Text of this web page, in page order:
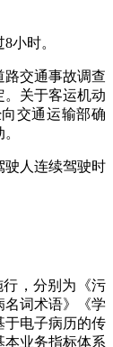
小时。
路交通事故调查
。关于客运机动
交通运输部确
驶人连续驾驶时
，分别为《污
名词术语》《学
于电子病历的传
本业务指标体系